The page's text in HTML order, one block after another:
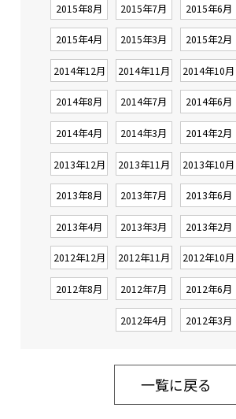
2015年8月 2015年7月 2015年6月
2015年4月 2015年3月 2015年2月
2014年12月 2014年11月 2014年10月
2014年8月 2014年7月 2014年6月
2014年4月 2014年3月 2014年2月
2013年12月 2013年11月 2013年10月
2013年8月 2013年7月 2013年6月
2013年4月 2013年3月 2013年2月
2012年12月 2012年11月 2012年10月
2012年8月 2012年7月 2012年6月
2012年4月 2012年3月
一覧に戻る